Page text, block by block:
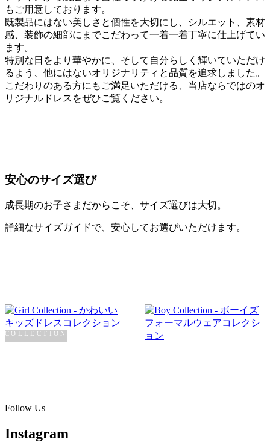
もご用意しております。
既製品にはない美しさと個性を大切にし、シルエット、素材
感、装飾の細部にまでこだわって一着一着丁寧に仕上げてい
ます。
特別な日をより華やかに、そして自分らしく輝いていただけ
るよう、他にはないオリジナリティと品質を追求しました。
こだわりのある方にもご満足いただける、当店ならではのオ
リジナルドレスをぜひご覧ください。
安心のサイズ選び
成長期のお子さまだからこそ、サイズ選びは大切。
詳細なサイズガイドで、安心してお選びいただけます。
COLLECTION
Follow Us
Instagram